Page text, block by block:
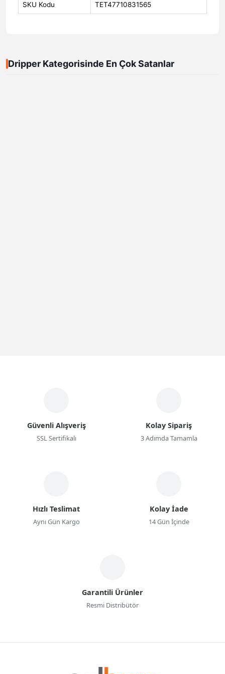
SKU Kodu TET47710831565
Dripper Kategorisinde En Çok Satanlar
Güvenli Alışveriş
SSL Sertifikalı
Kolay Sipariş
3 Adımda Tamamla
Hızlı Teslimat
Aynı Gün Kargo
Kolay İade
14 Gün İçinde
Garantili Ürünler
Resmi Distribütör